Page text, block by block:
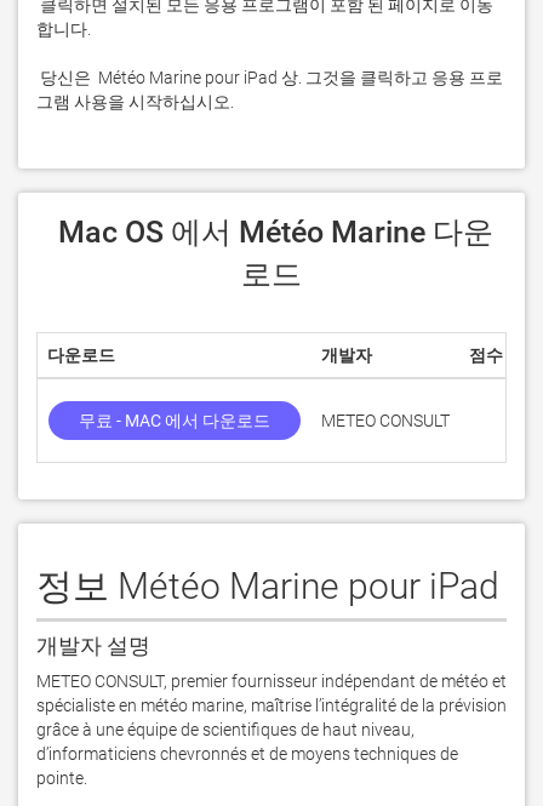
그램 사용을 시작하십시오.
로드
다운로드 개발자 점수
무료 - MAC 에서 다운로드 METEO CONSULT
정보 Météo Marine pour iPad
개발자 설명
METEO CONSULT, premier fournisseur indépendant de météo et
spécialiste en météo marine, maîtrise l’intégralité de la prévision
grâce à une équipe de scientifiques de haut niveau,
d’informaticiens chevronnés et de moyens techniques de
pointe.